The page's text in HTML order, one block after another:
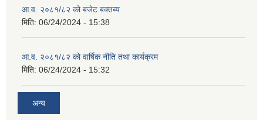
आ.व. २०८१/८२ को बजेट बक्तब्य
मिति: 06/24/2024 - 15:38
आ.व. २०८१/८२ को वार्षिक नीति तथा कार्यक्रम
मिति: 06/24/2024 - 15:32
अन्य